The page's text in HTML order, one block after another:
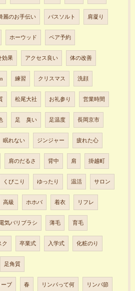
麗のお手伝い バスソルト 肩凝り
ホーウッド ペア予約
効果 アクセス良い 体の改善
練習 クリスマス 洗顔
松尾大社 お礼参り 営業時間
足 臭い 足温度 長岡京市
眠れない ジンジャー 疲れた心
肩のだるさ 背中 肩 掛越町
くびこり ゆったり 温活 サロン
高級 ホホバ 着衣 リフレ
電気バリブラシ 薄毛 育毛
ク 卒業式 入学式 化粧のり
足角質
ブ 春 リンパって何 リンパ節